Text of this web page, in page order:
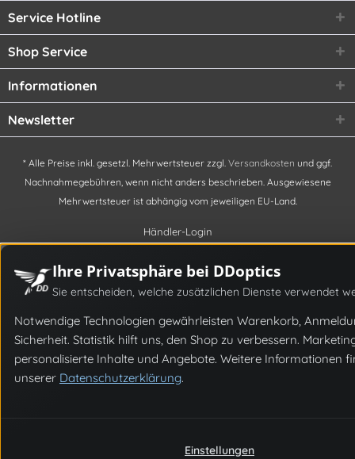
Service Hotline
Shop Service
Informationen
Newsletter
* Alle Preise inkl. gesetzl. Mehrwertsteuer zzgl. Versandkosten und ggf.
Nachnahmegebühren, wenn nicht anders beschrieben. Ausgewiesene
Mehrwertsteuer ist abhängig vom jeweiligen EU-Land.
Händler-Login
Ihre Privatsphäre bei DDoptics
Sie entscheiden, welche zusätzlichen Dienste verwendet
Notwendige Technologien gewährleisten Warenkorb,
Sicherheit. Statistik hilft uns, den Shop zu verbessern.
personalisierte Inhalte und Angebote. Weitere Informationen
unserer Datenschutzerklärung.
Einstellungen